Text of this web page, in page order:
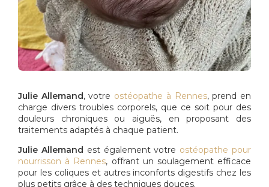
Julie Allemand, votre ostéopathe à Rennes, prend en
charge divers troubles corporels, que ce soit pour des
douleurs chroniques ou aiguës, en proposant des
traitements adaptés à chaque patient.
Julie Allemand est également votre ostéopathe pour
nourrisson à Rennes, offrant un soulagement efficace
pour les coliques et autres inconforts digestifs chez les
plus petits grâce à des techniques douces.